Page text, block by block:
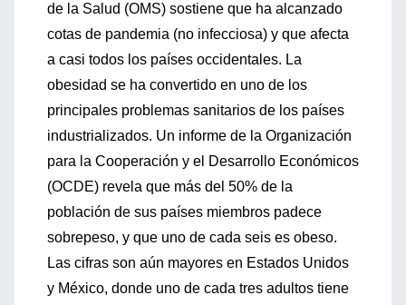
de la Salud (OMS) sostiene que ha alcanzado
cotas de pandemia (no infecciosa) y que afecta
a casi todos los países occidentales. La
obesidad se ha convertido en uno de los
principales problemas sanitarios de los países
industrializados. Un informe de la Organización
para la Cooperación y el Desarrollo Económicos
(OCDE) revela que más del 50% de la
población de sus países miembros padece
sobrepeso, y que uno de cada seis es obeso.
Las cifras son aún mayores en Estados Unidos
y México, donde uno de cada tres adultos tiene